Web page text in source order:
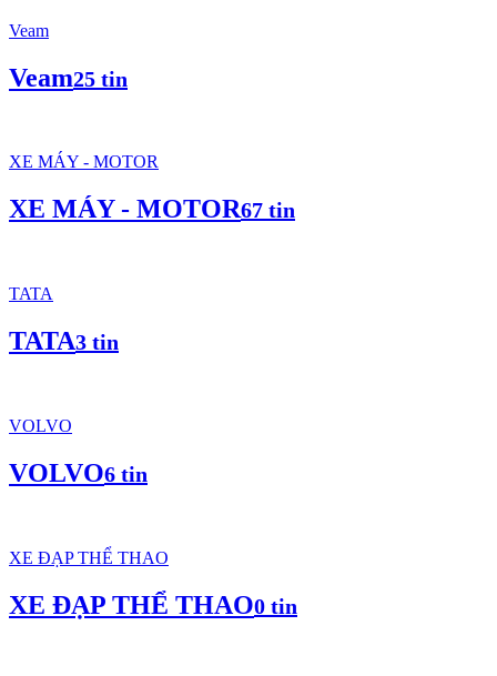
Veam
Veam25 tin
XE MÁY - MOTOR
XE MÁY - MOTOR67 tin
TATA
TATA3 tin
VOLVO
VOLVO6 tin
XE ĐẠP THỂ THAO
XE ĐẠP THỂ THAO0 tin